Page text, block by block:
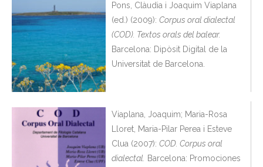
Pons, Clàudia i Joaquim Viaplana
(ed.) (2009): Corpus oral dialectal
(COD). Textos orals del balear.
Barcelona: Dipòsit Digital de la
Universitat de Barcelona.
Viaplana, Joaquim; Maria-Rosa
Lloret, Maria-Pilar Perea i Esteve
Clua (2007): COD. Corpus oral
dialectal. Barcelona: Promociones